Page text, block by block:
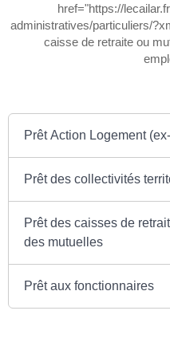
href="https://
administratives/particuliers/
caisse de retraite ou
Prêt Action Logement
Prêt des collectivités
Prêt des caisses de
des mutuelles
Prêt aux fonctionnaires